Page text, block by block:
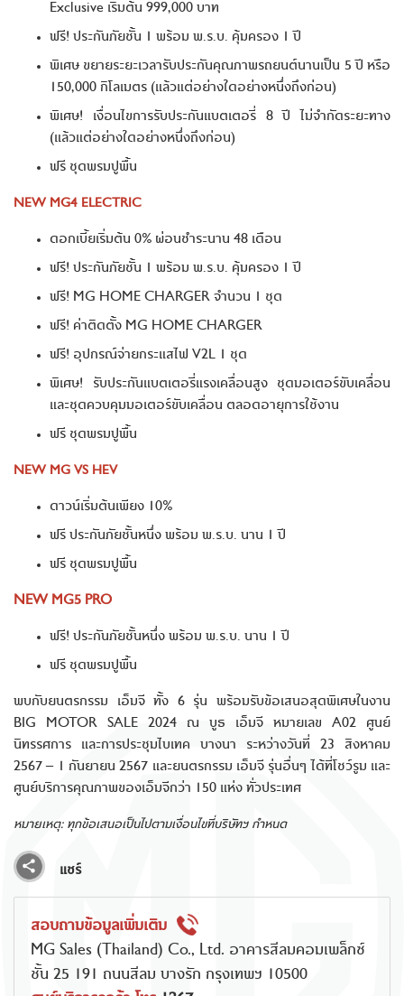
Exclusive เริ่มต้น 999,000 บาท
ฟรี! ประกันภัยชั้น 1 พร้อม พ.ร.บ. คุ้มครอง 1 ปี
พิเศษ ขยายระยะเวลารับประกันคุณภาพรถยนต์นานเป็น 5 ปี หรือ
150,000 กิโลเมตร (แล้วแต่อย่างใดอย่างหนึ่งถึงก่อน)
พิเศษ! เงื่อนไขการรับประกันแบตเตอรี่ 8 ปี ไม่จำกัดระยะทาง
(แล้วแต่อย่างใดอย่างหนึ่งถึงก่อน)
ฟรี ชุดพรมปูพื้น
NEW MG4 ELECTRIC
ดอกเบี้ยเริ่มต้น 0% ผ่อนชำระนาน 48 เดือน
ฟรี! ประกันภัยชั้น 1 พร้อม พ.ร.บ. คุ้มครอง 1 ปี
ฟรี! MG HOME CHARGER จำนวน 1 ชุด
ฟรี! ค่าติดตั้ง MG HOME CHARGER
ฟรี! อุปกรณ์จ่ายกระแสไฟ V2L 1 ชุด
พิเศษ! รับประกันแบตเตอรี่แรงเคลื่อนสูง ชุดมอเตอร์ขับเคลื่อน
และชุดควบคุมมอเตอร์ขับเคลื่อน ตลอดอายุการใช้งาน
ฟรี ชุดพรมปูพื้น
NEW MG VS HEV
ดาวน์เริ่มต้นเพียง 10%
ฟรี ประกันภัยชั้นหนึ่ง พร้อม พ.ร.บ. นาน 1 ปี
ฟรี ชุดพรมปูพื้น
NEW MG5 PRO
ฟรี! ประกันภัยชั้นหนึ่ง พร้อม พ.ร.บ. นาน 1 ปี
ฟรี ชุดพรมปูพื้น
พบกับยนตรกรรม เอ็มจี ทั้ง 6 รุ่น พร้อมรับข้อเสนอสุดพิเศษในงาน
BIG MOTOR SALE 2024 ณ บูธ เอ็มจี หมายเลข A02 ศูนย์
นิทรรศการ และการประชุมไบเทค บางนา ระหว่างวันที่ 23 สิงหาคม
2567 – 1 กันยายน 2567 และยนตรกรรม เอ็มจี รุ่นอื่นๆ ได้ที่โชว์รูม และ
ศูนย์บริการคุณภาพของเอ็มจีกว่า 150 แห่ง ทั่วประเทศ
หมายเหตุ: ทุกข้อเสนอเป็นไปตามเงื่อนไขที่บริษัทฯ กำหนด
แชร์
สอบถามข้อมูลเพิ่มเติม
MG Sales (Thailand) Co., Ltd. อาคารสีลมคอมเพล็กซ์
ชั้น 25 191 ถนนสีลม บางรัก กรุงเทพฯ 10500